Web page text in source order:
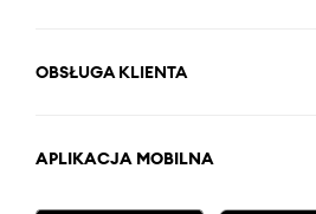
OBSŁUGA KLIENTA
APLIKACJA MOBILNA